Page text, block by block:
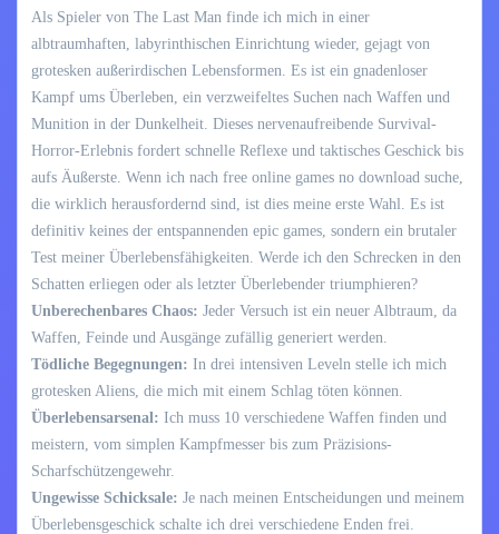
Als Spieler von The Last Man finde ich mich in einer
albtraumhaften, labyrinthischen Einrichtung wieder, gejagt von
grotesken außerirdischen Lebensformen. Es ist ein gnadenloser
Kampf ums Überleben, ein verzweifeltes Suchen nach Waffen und
Munition in der Dunkelheit. Dieses nervenaufreibende Survival-
Horror-Erlebnis fordert schnelle Reflexe und taktisches Geschick bis
aufs Äußerste. Wenn ich nach free online games no download suche,
die wirklich herausfordernd sind, ist dies meine erste Wahl. Es ist
definitiv keines der entspannenden epic games, sondern ein brutaler
Test meiner Überlebensfähigkeiten. Werde ich den Schrecken in den
Schatten erliegen oder als letzter Überlebender triumphieren?
Unberechenbares Chaos: Jeder Versuch ist ein neuer Albtraum, da
Waffen, Feinde und Ausgänge zufällig generiert werden.
Tödliche Begegnungen: In drei intensiven Leveln stelle ich mich
grotesken Aliens, die mich mit einem Schlag töten können.
Überlebensarsenal: Ich muss 10 verschiedene Waffen finden und
meistern, vom simplen Kampfmesser bis zum Präzisions-
Scharfschützengewehr.
Ungewisse Schicksale: Je nach meinen Entscheidungen und meinem
Überlebensgeschick schalte ich drei verschiedene Enden frei.